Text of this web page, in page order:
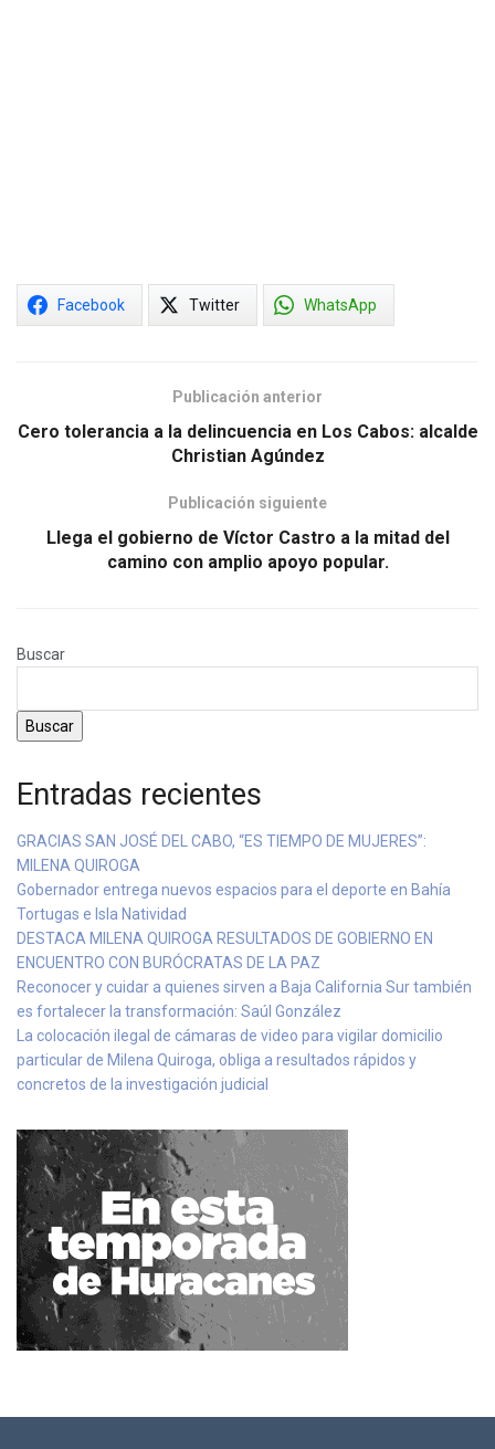
Facebook Twitter WhatsApp
Publicación anterior
Cero tolerancia a la delincuencia en Los Cabos: alcalde
Christian Agúndez
Publicación siguiente
Llega el gobierno de Víctor Castro a la mitad del
camino con amplio apoyo popular.
Buscar
Buscar
Entradas recientes
GRACIAS SAN JOSÉ DEL CABO, “ES TIEMPO DE MUJERES”:
MILENA QUIROGA
Gobernador entrega nuevos espacios para el deporte en Bahía
Tortugas e Isla Natividad
DESTACA MILENA QUIROGA RESULTADOS DE GOBIERNO EN
ENCUENTRO CON BURÓCRATAS DE LA PAZ
Reconocer y cuidar a quienes sirven a Baja California Sur también
es fortalecer la transformación: Saúl González
La colocación ilegal de cámaras de video para vigilar domicilio
particular de Milena Quiroga, obliga a resultados rápidos y
concretos de la investigación judicial